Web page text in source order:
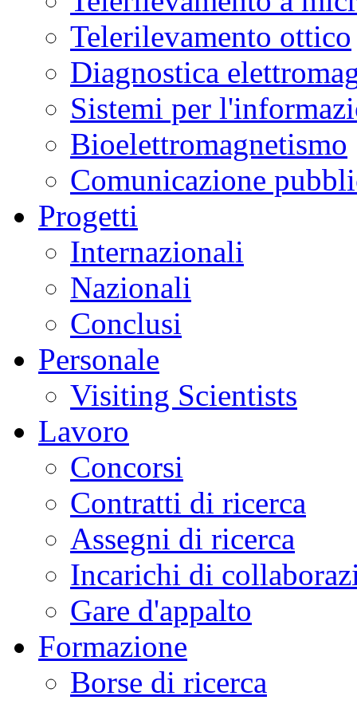
Telerilevamento ottico
Diagnostica
Sistemi per
Bioelettromagnetismo
Comunicazione
Progetti
Internazionali
Nazionali
Conclusi
Personale
Visiting Scientists
Lavoro
Concorsi
Contratti di ricerca
Assegni di ricerca
Incarichi di
Gare d'appalto
Formazione
Borse di ricerca